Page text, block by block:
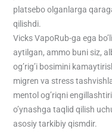
platsebo olganlarga
qilishdi.
Vicks VapoRub-ga ega
aytilgan, ammo buni siz,
og’rig’i bosimini
migren va stress
mentol og’riqni
o’ynashga taqlid qilish
asosiy tarkibiy qismdir.